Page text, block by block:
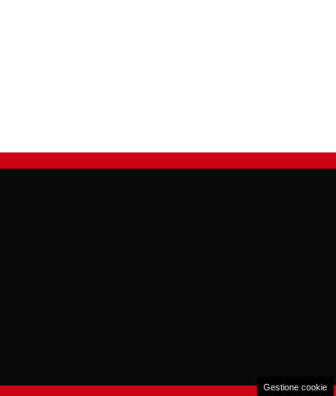
Gestione cookie